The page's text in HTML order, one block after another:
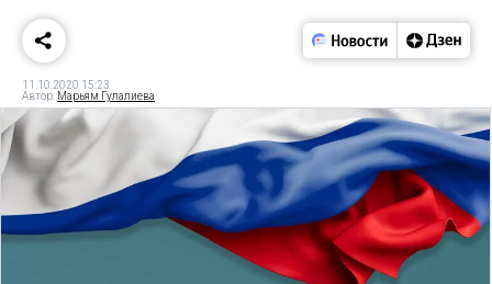
11.10.2020 15:23
Автор: Марьям Гулалиева